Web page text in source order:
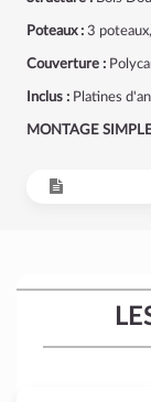
Poteaux : 3
Couverture :
Inclus : Platines
MONTAGE